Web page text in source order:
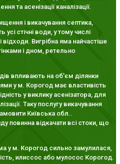
та асенізації каналізації.
і викачування септика,
усі стічні води, у тому числі
Вигрібна яма найчастіше
і дном, ретельно
впливають на об'єм ділянки
ями у м. Корогод має властивість
у виклику асенізатора, для
Таку послугу викачування
Київська обл..
повинна відкачати всі стоки, що
у м. Корогод сильно замулилася,
илиссос або мулосос Корогод.